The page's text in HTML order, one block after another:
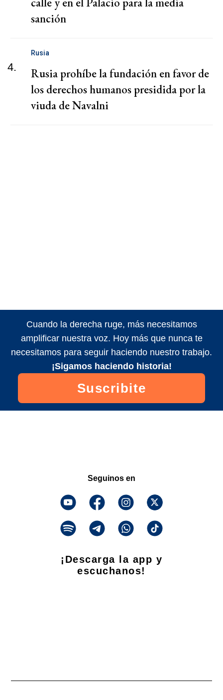
sanción
4.
Rusia
Rusia prohíbe la fundación en favor de
los derechos humanos presidida por la
viuda de Navalni
Cuando la derecha ruge, más necesitamos
amplificar nuestra voz. Hoy más que nunca te
necesitamos para seguir haciendo nuestro trabajo.
¡Sigamos haciendo historia!
Suscribite
Seguinos en
¡Descarga la app y
escuchanos!